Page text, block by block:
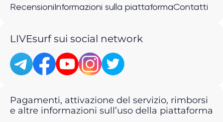
Recensioni Informazioni sulla piattaformaContatti
LIVEsurf sui social network
Pagamenti, attivazione del servizio, rimborsi
e altre informazioni sull’uso della piattaforma